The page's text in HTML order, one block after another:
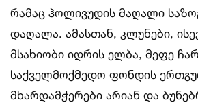
რამაც ჰოლივუდის მაღალი
დაღალა. ამასთან, კლუნები,
მსახიობი იდრის ელბა, მეფე
საქველმოქმედო ფონდის
მხარდამჭერები არიან და